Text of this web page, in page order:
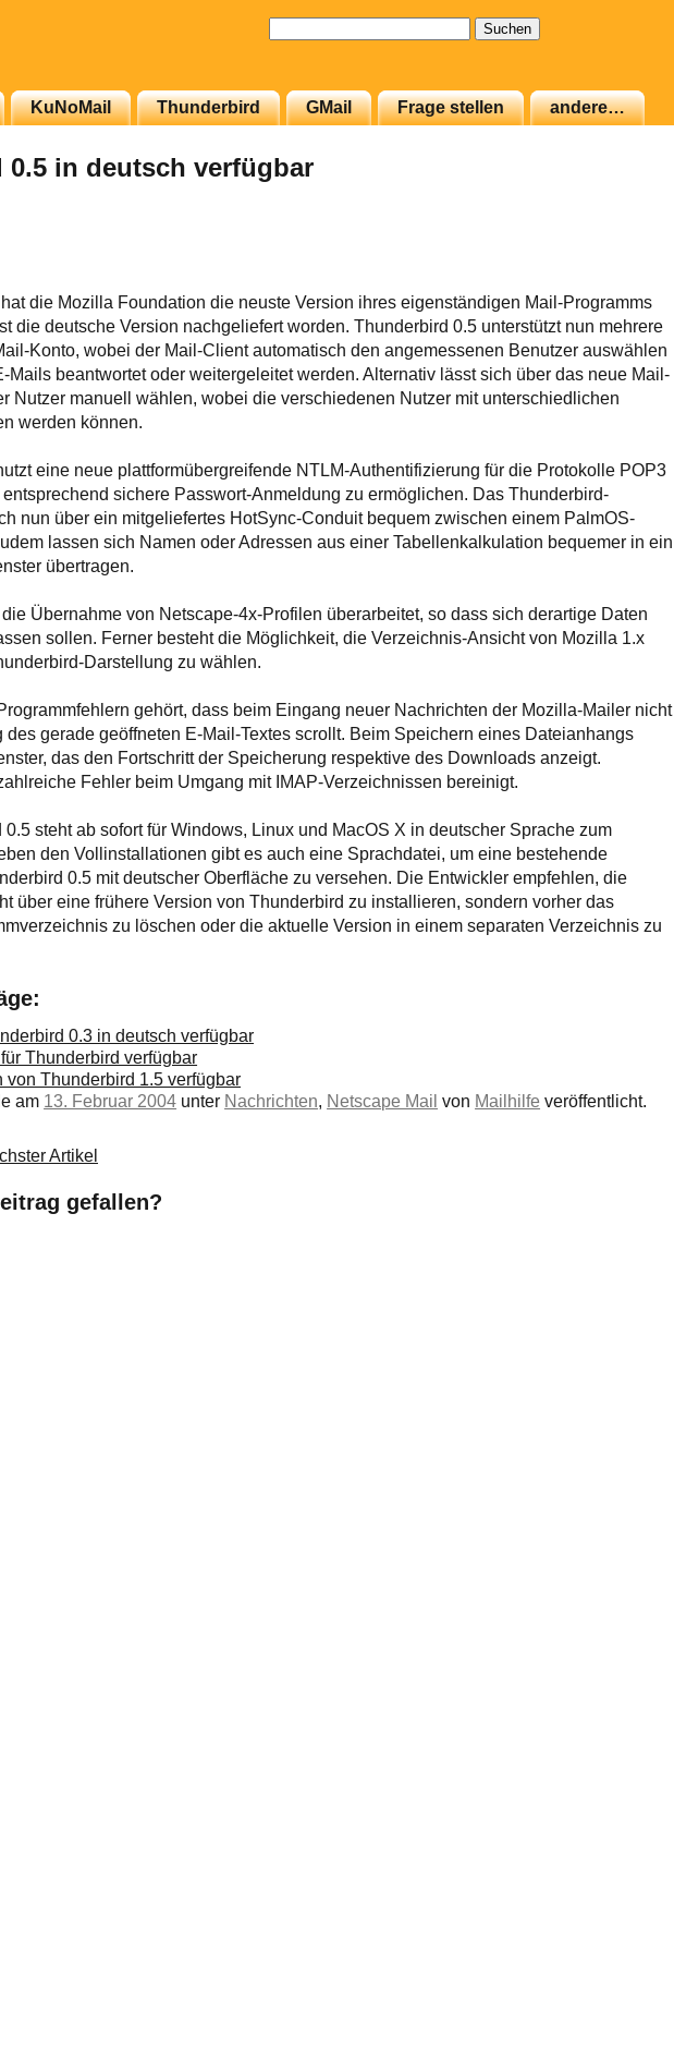
KuNoMail Thunderbird GMail Frage stellen andere…
in deutsch verfügbar
die Mozilla Foundation die neuste Version ihres eigenständigen Mail-Programms
die deutsche Version nachgeliefert worden.Thunderbird 0.5 unterstützt nun mehrere
Konto, wobei der Mail-Client automatisch den angemessenen Benutzer auswählen
Mails beantwortet oder weitergeleitet werden. Alternativ lässt sich über das neue Mail-
Nutzer manuell wählen, wobei die verschiedenen Nutzer mit unterschiedlichen
werden können.
eine neue plattformübergreifende NTLM-Authentifizierung für die Protokolle POP3
entsprechend sichere Passwort-Anmeldung zu ermöglichen. Das Thunderbird-
nun über ein mitgeliefertes HotSync-Conduit bequem zwischen einem PalmOS-
lassen sich Namen oder Adressen aus einer Tabellenkalkulation bequemer in ein
übertragen.
Übernahme von Netscape-4x-Profilen überarbeitet, so dass sich derartige Daten
sollen. Ferner besteht die Möglichkeit, die Verzeichnis-Ansicht von Mozilla 1.x
Darstellung zu wählen.
gehört, dass beim Eingang neuer Nachrichten der Mozilla-Mailer nicht
des gerade geöffneten E-Mail-Textes scrollt. Beim Speichern eines Dateianhangs
das den Fortschritt der Speicherung respektive des Downloads anzeigt.
Fehler beim Umgang mit IMAP-Verzeichnissen bereinigt.
steht ab sofort für Windows, Linux und MacOS X in deutscher Sprache zum
den Vollinstallationen gibt es auch eine Sprachdatei, um eine bestehende
0.5 mit deutscher Oberfläche zu versehen. Die Entwickler empfehlen, die
über eine frühere Version von Thunderbird zu installieren, sondern vorher das
zu löschen oder die aktuelle Version in einem separaten Verzeichnis zu
0.3 in deutsch verfügbar
Thunderbird verfügbar
von Thunderbird 1.5 verfügbar
am 13. Februar 2004 unter Nachrichten, Netscape Mail von Mailhilfe veröffentlicht.
Artikel
gefallen?